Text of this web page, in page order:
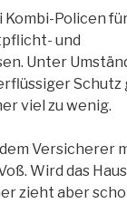
Kombi-Policen
und
Unter
Schutz
viel zu wenig.
Versicherer
Wird das
zieht aber